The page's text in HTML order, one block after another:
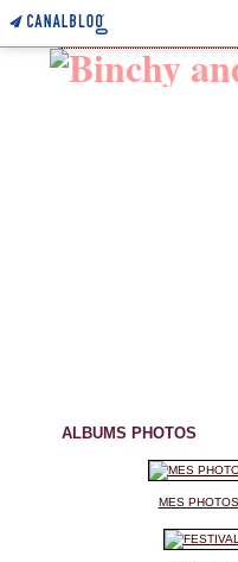
ALBUMS PHOTOS
MES